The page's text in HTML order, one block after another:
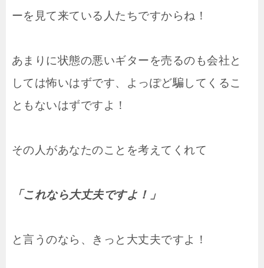
ーを見て来ている人たちですからね！
あまりに状態の悪いギターを売るのも会社と
しては怖いはずです、よっぽど騙してくるこ
ともないはずですよ！
その人があなたのことを考えてくれて
「これなら大丈夫ですよ！」
と言うのなら、きっと大丈夫ですよ！